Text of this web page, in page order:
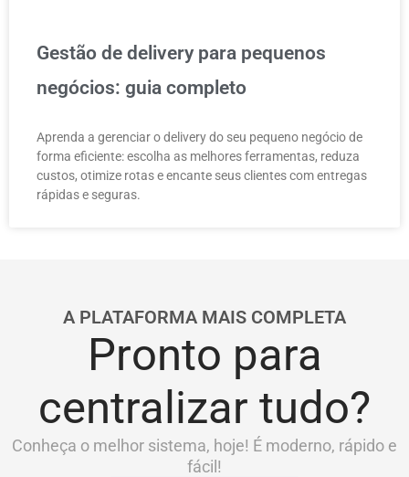
Gestão de delivery para pequenos
negócios: guia completo
Aprenda a gerenciar o delivery do seu pequeno negócio de
forma eficiente: escolha as melhores ferramentas, reduza
custos, otimize rotas e encante seus clientes com entregas
rápidas e seguras.
A PLATAFORMA MAIS COMPLETA
Pronto para
centralizar tudo?
Conheça o melhor sistema, hoje! É moderno, rápido e
fácil!